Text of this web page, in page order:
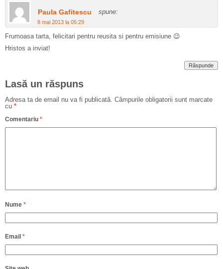
Paula Gafitescu spune:
8 mai 2013 la 05:29
Frumoasa tarta, felicitari pentru reusita si pentru emisiune 😉
Hristos a inviat!
Răspunde
Lasă un răspuns
Adresa ta de email nu va fi publicată. Câmpurile obligatorii sunt marcate
cu *
Comentariu *
Nume *
Email *